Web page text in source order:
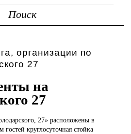
Поиск
организации по
27
на
27
27» расположены в
гостей круглосуточная стойка